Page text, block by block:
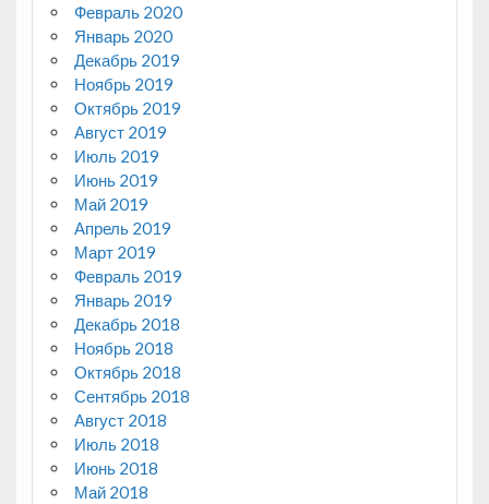
Февраль 2020
Январь 2020
Декабрь 2019
Ноябрь 2019
Октябрь 2019
Август 2019
Июль 2019
Июнь 2019
Май 2019
Апрель 2019
Март 2019
Февраль 2019
Январь 2019
Декабрь 2018
Ноябрь 2018
Октябрь 2018
Сентябрь 2018
Август 2018
Июль 2018
Июнь 2018
Май 2018